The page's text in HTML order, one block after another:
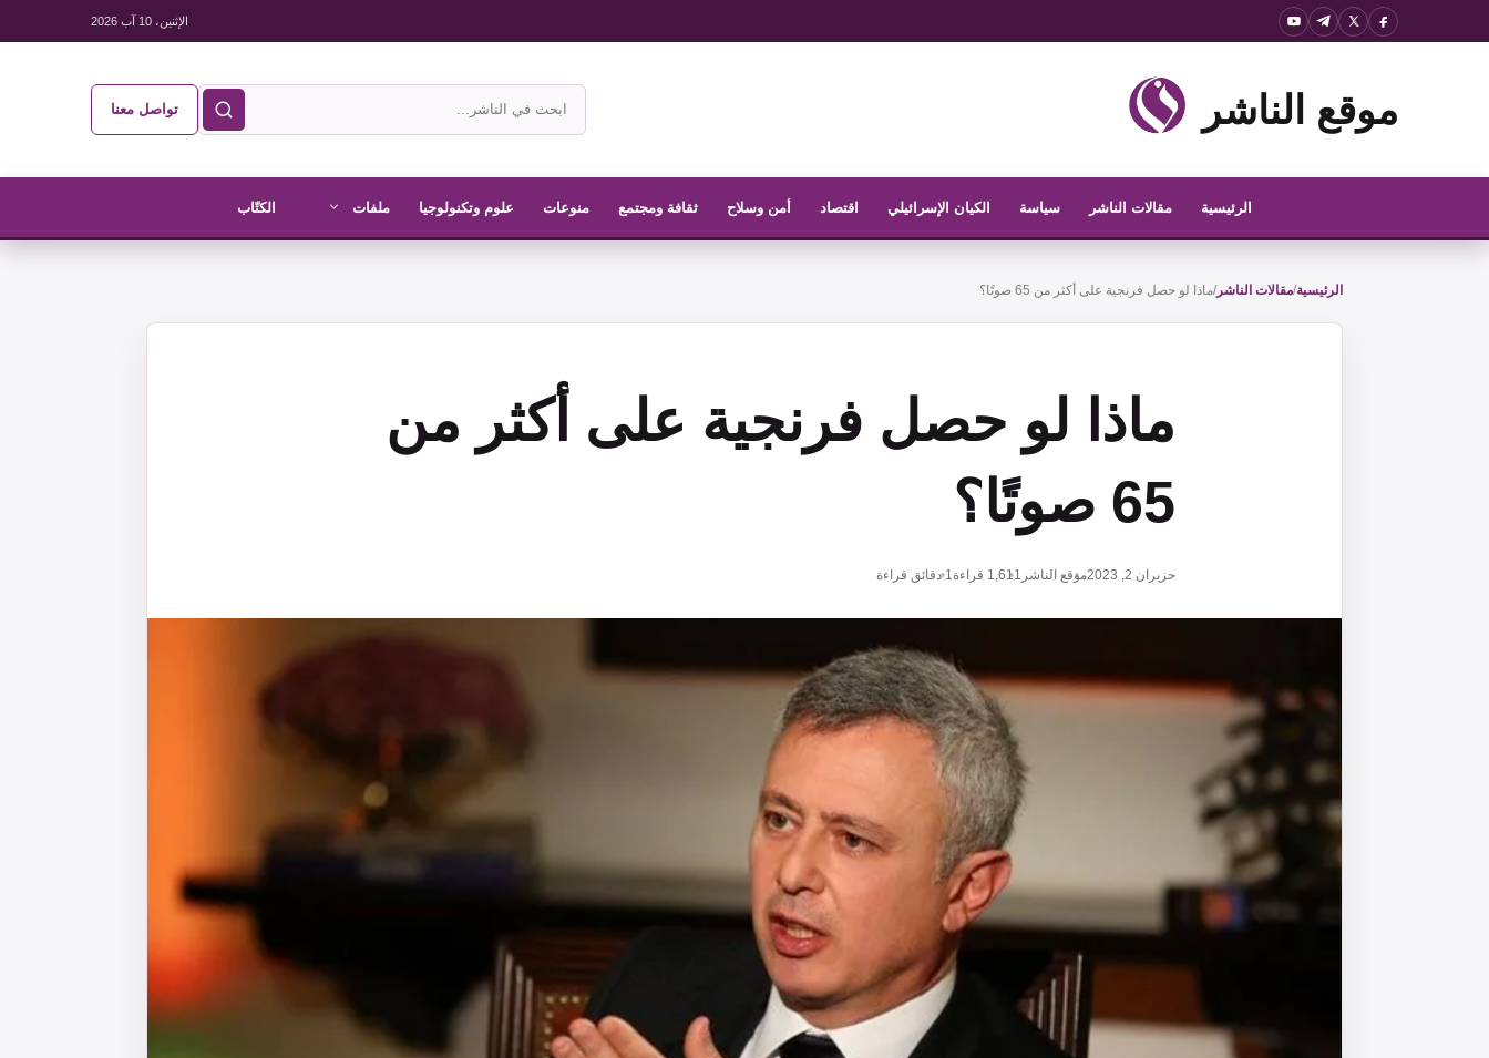
الإثنين، 10 آب 2026
موقع الناشر
ابحث
في
الناشر
تواصل معنا
الرئيسية مقالات الناشر سياسة الكيان الإسرائيلي اقتصاد أمن وسلاح ثقافة ومجتمع منوعات علوم وتكنولوجيا ملفات الكتّاب
الرئيسية/مقالات الناشر/ماذا لو حصل فرنجية على أكثر من 65 صوتًا؟
ماذا لو حصل فرنجية على أكثر من
65 صوتًا؟
حزيران 2, 2023 موقع الناشر 1,611 قراءة1 دقائق قراءة